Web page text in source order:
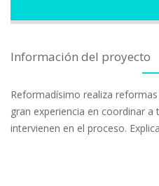
Información del proyecto
Reformadísimo realiza
gran experiencia en coordinar
intervienen en el proceso.